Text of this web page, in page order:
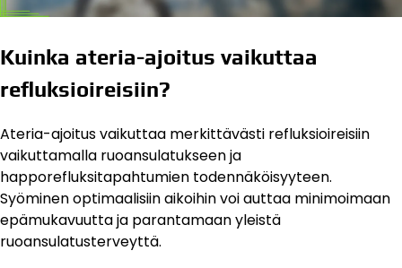
Kuinka ateria-ajoitus vaikuttaa
refluksioireisiin?
Ateria-ajoitus vaikuttaa merkittävästi refluksioireisiin
vaikuttamalla ruoansulatukseen ja
happorefluksitapahtumien todennäköisyyteen.
Syöminen optimaalisiin aikoihin voi auttaa minimoimaan
epämukavuutta ja parantamaan yleistä
ruoansulatusterveyttä.